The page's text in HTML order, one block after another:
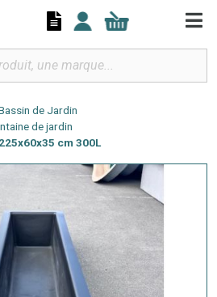
de Jardin
de jardin
cm 300L